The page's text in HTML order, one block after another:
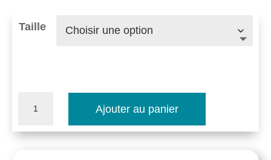
Taille
Ajouter au panier